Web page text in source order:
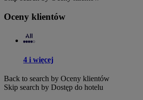
Oceny klientów
4 i więcej
Back to search by Oceny klientów
Skip search by Dostęp do hotelu